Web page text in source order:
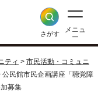
さがす
メニュ
ー
ティ > 市民活動・コミュニ
公民館市民企画講座「聴覚障
募集